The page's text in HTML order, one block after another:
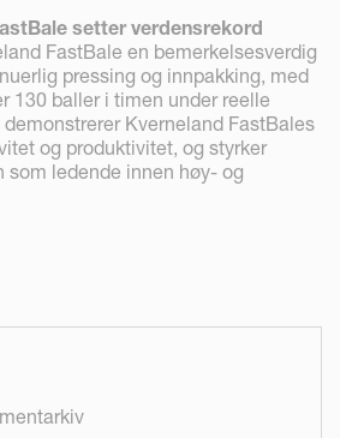
setter verdensrekord
FastBale en bemerkelsesverdig
pressing og innpakking, med
130 baller i timen under reelle
Kverneland FastBales
og produktivitet, og styrker
som ledende innen høy- og